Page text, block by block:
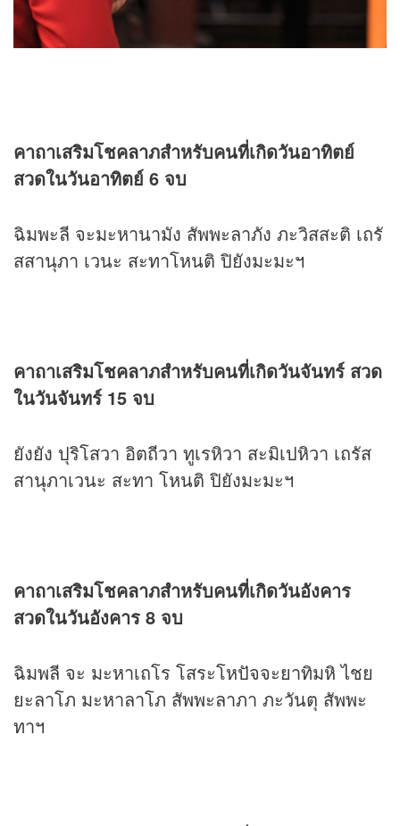
คาถาเสริมโชคลาภสำหรับคนที่เกิดวันอาทิตย์
สวดในวันอาทิตย์ 6 จบ
ฉิมพะลี จะมะหานามัง สัพพะลาภัง ภะวิสสะติ เถรั
สสานุภา เวนะ สะทาโหนติ ปิยังมะมะฯ
คาถาเสริมโชคลาภสำหรับคนที่เกิดวันจันทร์ สวด
ในวันจันทร์ 15 จบ
ยังยัง ปุริโสวา อิตถีวา ทูเรหิวา สะมิเปหิวา เถรัส
สานุภาเวนะ สะทา โหนติ ปิยังมะมะฯ
คาถาเสริมโชคลาภสำหรับคนที่เกิดวันอังคาร
สวดในวันอังคาร 8 จบ
ฉิมพลี จะ มะหาเถโร โสระโหปัจจะยาทิมหิ ไชย
ยะลาโภ มะหาลาโภ สัพพะลาภา ภะวันตุ สัพพะ
ทาฯ